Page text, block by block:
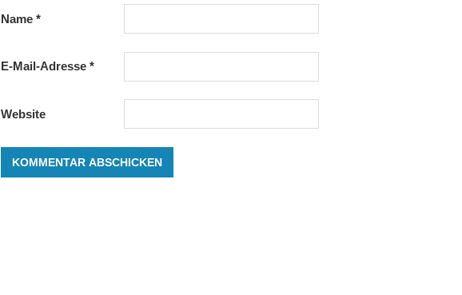
Name*
E-Mail-Adresse*
Website